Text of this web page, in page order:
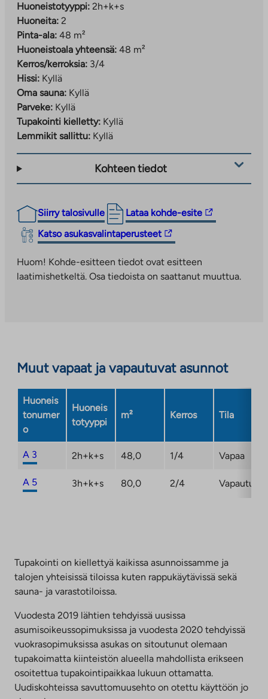
Huoneistotyyppi: 2h+k+s
Huoneita: 2
Pinta-ala: 48 m²
Huoneistoala yhteensä: 48 m²
Kerros/kerroksia: 3/4
Hissi: Kyllä
Oma sauna: Kyllä
Parveke: Kyllä
Tupakointi kielletty: Kyllä
Lemmikit sallittu: Kyllä
Kohteen tiedot
Siirry talosivulle Lataa kohde-esite
Linkki
vie
ulkopuoliseen
Linkki
aukeaa
Katso asukasvalintaperusteet
Linkki
vie
ulkopuoliseen
palveluun.
Huom! Kohde-esitteen tiedot ovat esitteen
laatimishetkeltä. Osa tiedoista on saattanut muuttua.
Muut vapaat ja vapautuvat asunnot
Huoneis
tonumer
o
Huoneis
totyyppi
m² Kerros Tila
A 3 2h+k+s 48,0 1/4 Vapaa
A 5 3h+k+s 80,0 2/4
Tupakointi on kiellettyä kaikissa asunnoissamme ja
talojen yhteisissä tiloissa kuten rappukäytävissä sekä
sauna- ja varastotiloissa.
Vuodesta 2019 lähtien tehdyissä uusissa
asumisoikeussopimuksissa ja vuodesta 2020 tehdyissä
vuokrasopimuksissa asukas on sitoutunut olemaan
tupakoimatta kiinteistön alueella mahdollista erikseen
osoitettua tupakointipaikkaa lukuun ottamatta.
Uudiskohteissa savuttomuusehto on otettu käyttöön jo